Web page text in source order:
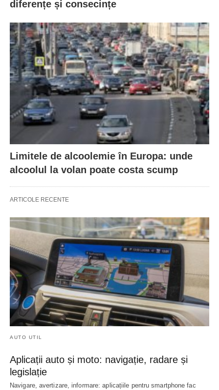
diferențe și consecințe
Limitele de alcoolemie în Europa: unde
alcoolul la volan poate costa scump
ARTICOLE RECENTE
AUTO UTIL
Aplicații auto și moto: navigație, radare și
legislație
Navigare, avertizare, informare: aplicațiile pentru smartphone fac